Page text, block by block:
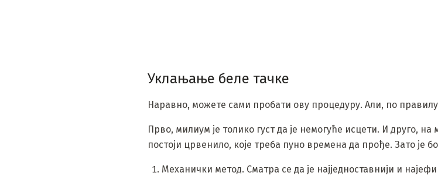
Уклањање беле тачке
Наравно, можете сами пробати ову процедуру. Али, по
Прво, милиум је толико густ да је немогуће исцети. И друго, на
постоји црвенило, које треба пуно времена да прође. Зато је
Механички метод. Сматра се да је најједноставнији и